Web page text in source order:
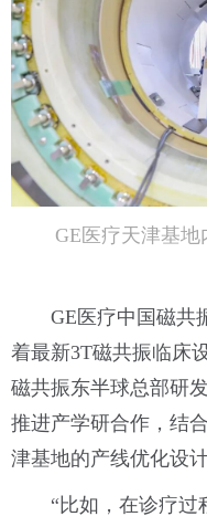
GE医疗天津基
GE医疗中国磁共
着最新3T磁共振临床
磁共振东半球总部研
推进产学研合作，结
津基地的产线优化设计
“比如，在诊疗过